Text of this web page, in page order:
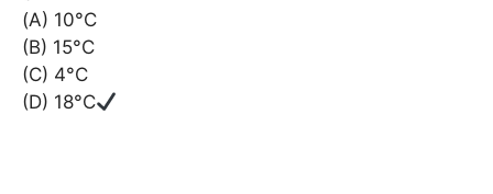
(A) 10°C
(B) 15°C
(C) 4°C
(D) 18°C